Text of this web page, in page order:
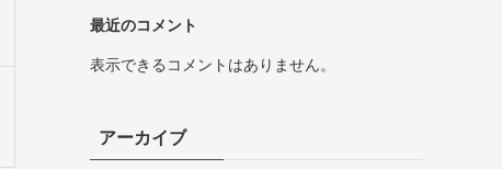
最近のコメント
表示できるコメントはありません。
アーカイブ